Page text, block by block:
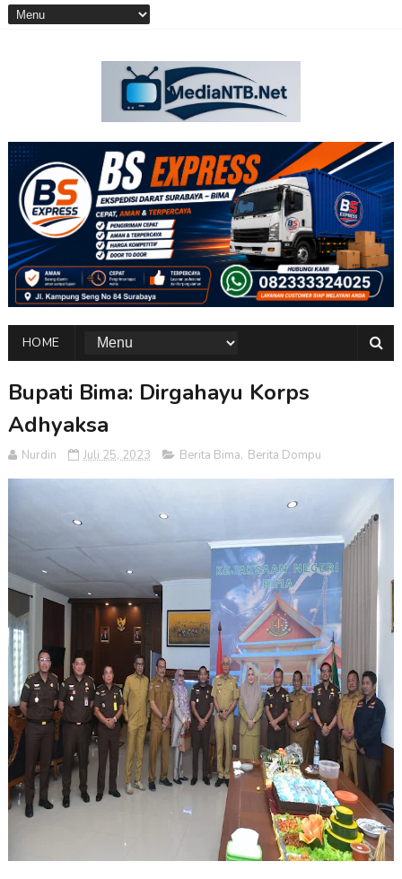
HOME
Bupati Bima: Dirgahayu Korps
Adhyaksa
Nurdin Juli 25, 2023 Berita Bima, Berita Dompu